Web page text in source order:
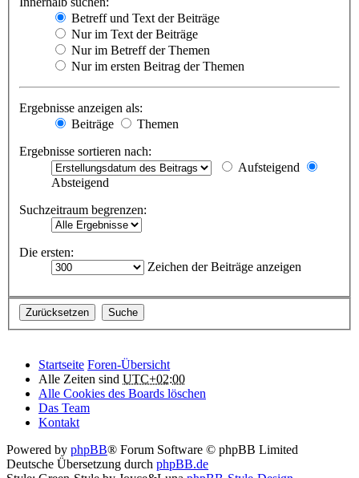
Betreff und Text der Beiträge
Nur im Text der Beiträge
Nur im Betreff der Themen
Nur im ersten Beitrag der Themen
Ergebnisse anzeigen als:
Beiträge
Themen
Ergebnisse sortieren nach:
Aufsteigend
Absteigend
Suchzeitraum begrenzen:
Die ersten:
Zeichen der Beiträge anzeigen
Startseite Foren-Übersicht
Alle Zeiten sind UTC+02:00
Alle Cookies des Boards löschen
Das Team
Kontakt
Powered by phpBB® Forum Software © phpBB Limited
Deutsche Übersetzung durch phpBB.de